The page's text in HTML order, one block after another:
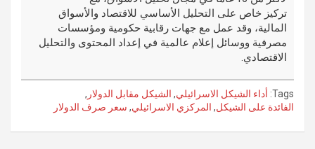
تركيز خاص على التحليل الأساسي للاقتصاد والأسواق
المالية، وقد عمل مع جهات رقابية حكومية ومؤسسات
مصرفية ووسائل إعلام عالمية في إعداد المحتوى والتحليل
الاقتصادي.
Tags: أداء الشيكل الاسرائيلي, الشيكل مقابل الدولار ,
الفائدة على الشيكل, المركزي الاسرائيلي, سعر صرف الدولار